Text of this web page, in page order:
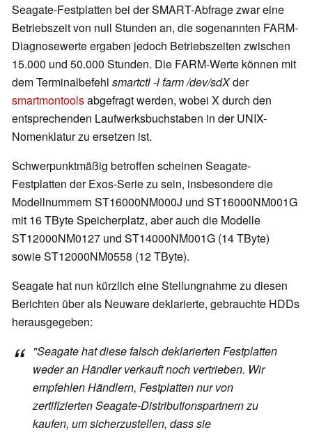
Seagate-Festplatten bei der SMART-Abfrage zwar eine
Betriebszeit von null Stunden an, die sogenannten FARM-
Diagnosewerte ergaben jedoch Betriebszeiten zwischen
15.000 und 50.000 Stunden. Die FARM-Werte können mit
dem Terminalbefehl smartctl -l farm /dev/sdXder
smartmontoolsabgefragt werden, wobei X durch den
entsprechenden Laufwerksbuchstaben in der UNIX-
Nomenklatur zu ersetzen ist.
Schwerpunktmäßig betroffen scheinen Seagate-
Festplatten der Exos-Serie zu sein, insbesondere die
Modellnummern ST16000NM000J und ST16000NM001G
mit 16 TByte Speicherplatz, aber auch die Modelle
ST12000NM0127 und ST14000NM001G (14 TByte)
sowie ST12000NM0558 (12 TByte).
Seagate hat nun kürzlich eine Stellungnahme zu diesen
Berichten über als Neuware deklarierte, gebrauchte HDDs
herausgegeben:
"Seagate hat diese falsch deklarierten Festplatten
weder an Händler verkauft noch vertrieben. Wir
empfehlen Händlern, Festplatten nur von
zertifizierten Seagate-Distributionspartnern zu
kaufen, um sicherzustellen, dass sie